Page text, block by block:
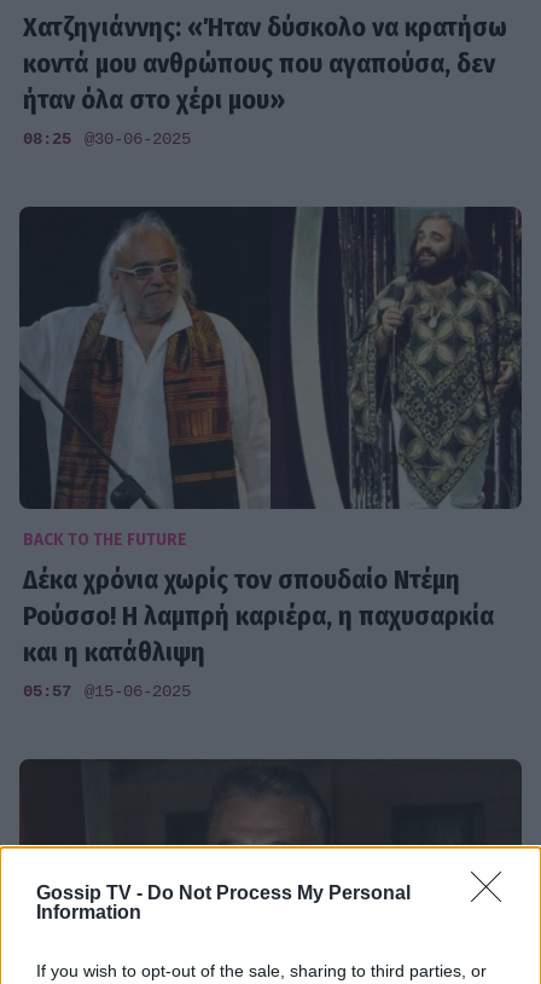
Gossip TV - Do Not Process My Personal
Information
If you wish to opt-out of the sale, sharing to third parties, or
Χατζηγιάννης: «Ήταν δύσκολο να κρατήσω
κοντά μου ανθρώπους που αγαπούσα, δεν
ήταν όλα στο χέρι μου»
08:25 @30-06-2025
BACK TO THE FUTURE
Δέκα χρόνια χωρίς τον σπουδαίο Ντέμη
Ρούσσο! Η λαμπρή καριέρα, η παχυσαρκία
και η κατάθλιψη
05:57 @15-06-2025